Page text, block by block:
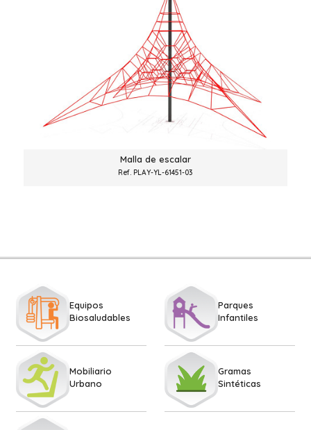
Malla de escalar
Ref. PLAY-YL-61451-03
Equipos
Biosaludables
Parques
Infantiles
Mobiliario
Urbano
Gramas
Sintéticas